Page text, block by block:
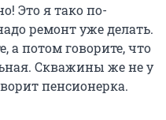
Это я тако по-
ремонт уже делать.
а потом говорите, что
Скважины же не у
пенсионерка.